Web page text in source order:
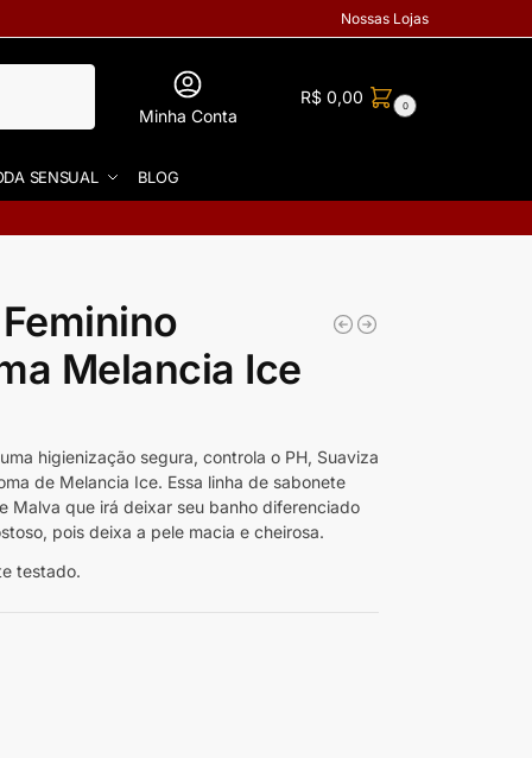
Nossas Lojas
Minha Conta
R$ 0,00 0
SENSUAL BLOG
Melancia Ice
higienização segura, controla o PH, Suaviza
de Melancia Ice. Essa linha de sabonete
Malva que irá deixar seu banho diferenciado
pois deixa a pele macia e cheirosa.
testado.